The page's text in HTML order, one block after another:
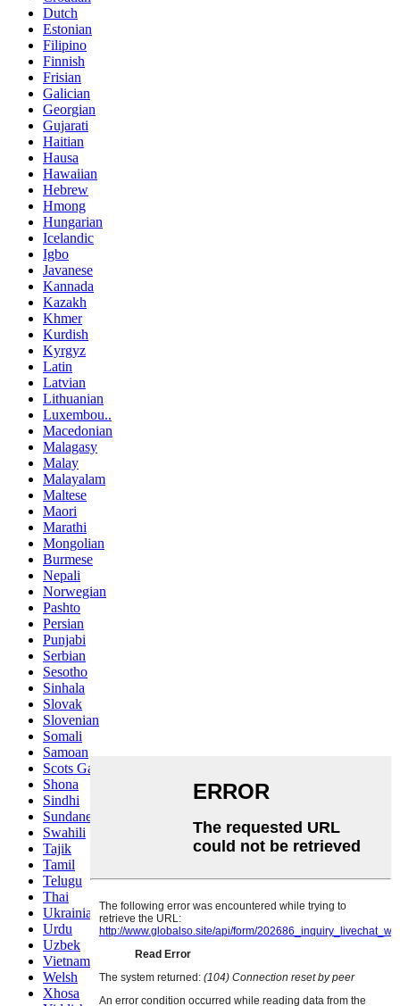
Dutch
Estonian
Filipino
Finnish
Frisian
Galician
Georgian
Gujarati
Haitian
Hausa
Hawaiian
Hebrew
Hmong
Hungarian
Icelandic
Igbo
Javanese
Kannada
Kazakh
Khmer
Kurdish
Kyrgyz
Latin
Latvian
Lithuanian
Luxembou..
Macedonian
Malagasy
Malay
Malayalam
Maltese
Maori
Marathi
Mongolian
Burmese
Nepali
Norwegian
Pashto
Persian
Punjabi
Serbian
Sesotho
Sinhala
Slovak
Slovenian
Somali
Samoan
Scots Gaelic
Shona
Sindhi
Sundanese
Swahili
Tajik
Tamil
Telugu
Thai
Ukrainian
Urdu
Uzbek
Vietnamese
Welsh
Xhosa